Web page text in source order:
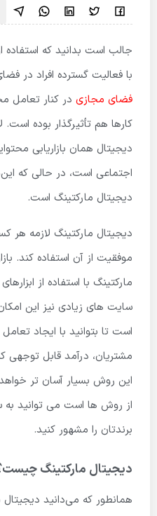
جالب است بدانید که استفاده
با فعالیت گسترده افراد در
فضای مجازی در کنار تعامل
کارها هم تأثیرگذار بوده است.
دیجیتال همان بازاریابی
اجتماعی است، در حالی که
دیجیتال مارکتینگ است.
دیجیتال مارکتینگ لازمه هر
موفقیت از آن استفاده کند.
مارکتینگ با استفاده از
سایت های زیادی نیز این امکان
است تا بتوانید با ایجاد تعامل
مشتریان، درآمد قابل توجهی
این روش بسیار آسان تر
از روش ها است می توانید به
برندتان را مشهور کنید.
دیجیتال مارکتینگ
همانطور که می‌دانید دیجیتال